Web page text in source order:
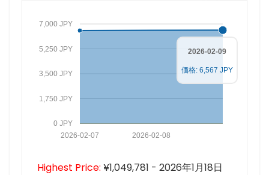
0 JPY
1,750 JPY
3,500 JPY
5,250 JPY
7,000 JPY
2026-02-08
2026-02-07
2026-02-09
価格: 6,567 JPY
Highest Price: ¥1,049,781 - 2026年1月18日